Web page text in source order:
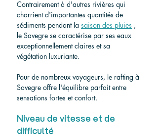
Contrairement à d'autres rivières qui
charrient d'importantes quantités de
sédiments pendant la saison des pluies ,
le Savegre se caractérise par ses eaux
exceptionnellement claires et sa
végétation luxuriante.
Pour de nombreux voyageurs, le rafting à
Savegre offre l'équilibre parfait entre
sensations fortes et confort.
Niveau de vitesse et de
difficulté